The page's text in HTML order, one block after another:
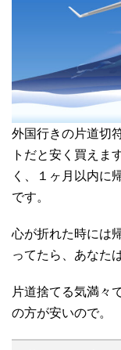
外国行きの片道切
トだと安く買えま
く、１ヶ月以内に
です。
心が折れた時には
ってたら、あなた
片道捨てる気満々
の方が安いので。